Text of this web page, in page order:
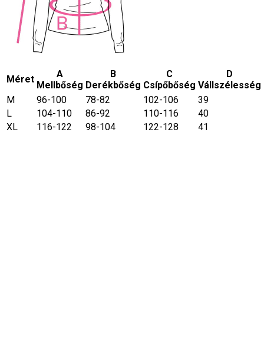
Méret
A
Mellbőség
B
Derékbőség
C
Csípőbőség
D
Vállszélesség
M
96-100 78-82 102-106 39
L
104-110 86-92 110-116 40
XL
116-122 98-104 122-128 41